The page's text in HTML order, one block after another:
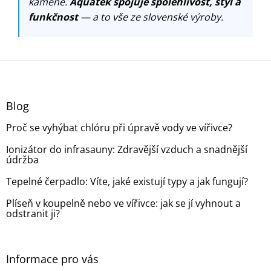
funkčnost— a to vše ze slovenské výroby.
Z
Blog
Proč se vyhýbat chlóru při úpravě vody ve vířivce?
Ionizátor do infrasauny: Zdravější vzduch a snadnější
údržba
Tepelné čerpadlo: Víte, jaké existují typy a jak fungují?
Plíseň v koupelně nebo ve vířivce: jak se jí vyhnout a
odstranit ji?
Informace pro vás